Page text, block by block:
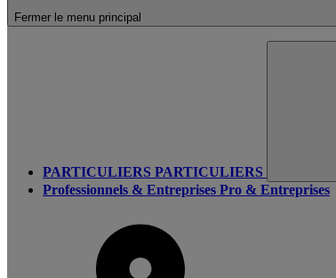
Fermer le menu principal
PARTICULIERS PARTICULIERS
Professionnels & Entreprises Pro & Entreprises